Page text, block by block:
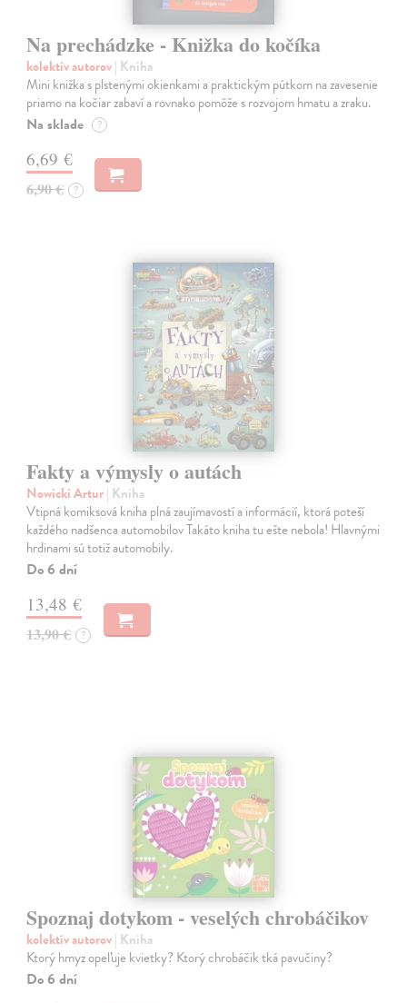
Na prechádzke - Knižka do kočíka
kolektív autorov| Kniha
Mini knižka s plstenými okienkami a praktickým pútkom na zavesenie
priamo na kočiar zabaví a rovnako pomôže s rozvojom hmatu a zraku.
Na sklade ?
6,69 €
6,90 € ?
Fakty a výmysly o autách
Nowicki Artur| Kniha
Vtipná komiksová kniha plná zaujímavostí a informácií, ktorá poteší
každého nadšenca automobilov Takáto kniha tu ešte nebola! Hlavnými
hrdinami sú totiž automobily.
Do 6 dní
13,48 €
13,90 € ?
Spoznaj dotykom - veselých chrobáčikov
kolektív autorov| Kniha
Ktorý hmyz opeľuje kvietky? Ktorý chrobáčik tká pavučiny?
Do 6 dní